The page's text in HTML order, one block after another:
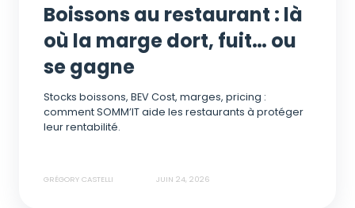
Boissons au restaurant : là
où la marge dort, fuit… ou
se gagne
Stocks boissons, BEV Cost, marges, pricing :
comment SOMM’IT aide les restaurants à protéger
leur rentabilité.
GRÉGORY CASTELLI JUIN 24, 2026